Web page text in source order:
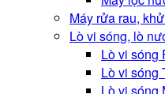
Máy rửa rau,
Lò vi sóng, lò
Lò vi sóng
Lò vi sóng